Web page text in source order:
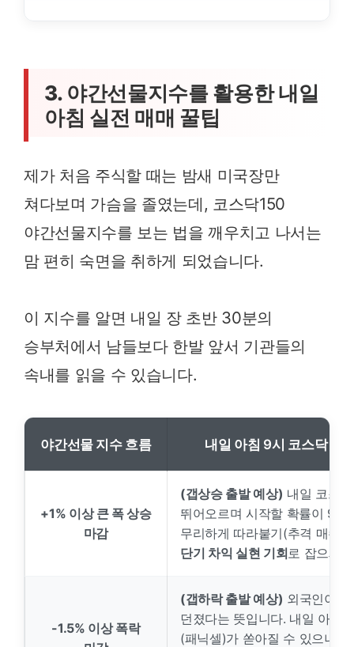
3. 야간선물지수를 활용한 내일
아침 실전 매매 꿀팁
제가 처음 주식할 때는 밤새 미국장만
쳐다보며 가슴을 졸였는데, 코스닥150
야간선물지수를 보는 법을 깨우치고 나서는
맘 편히 숙면을 취하게 되었습니다.
이 지수를 알면 내일 장 초반 30분의
승부처에서 남들보다 한발 앞서 기관들의
속내를 읽을 수 있습니다.
야간선물 지수 흐름 내일 아침 9시 코스닥 시
+1% 이상 큰 폭 상승
마감
(갭상승 출발 예상) 내일 코스
뛰어오르며 시작할 확률이
무리하게 따라붙기(추격 매수)
단기 차익 실현 기회 로 잡으세
-1.5% 이상 폭락
(갭하락 출발 예상) 외국인이
던졌다는 뜻입니다. 내일 아침
(패닉셀)가 쏟아질 수 있으니,